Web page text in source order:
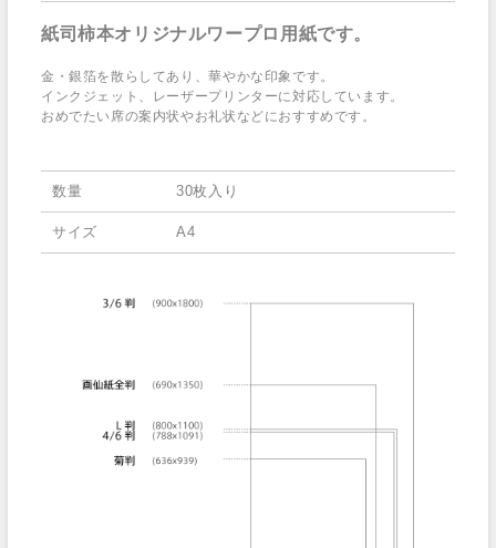
紙司柿本オリジナルワープロ用紙です。
金・銀箔を散らしてあり、華やかな印象です。
インクジェット、レーザープリンターに対応しています。
おめでたい席の案内状やお礼状などにおすすめです。
数量 30枚入り
サイズ A4